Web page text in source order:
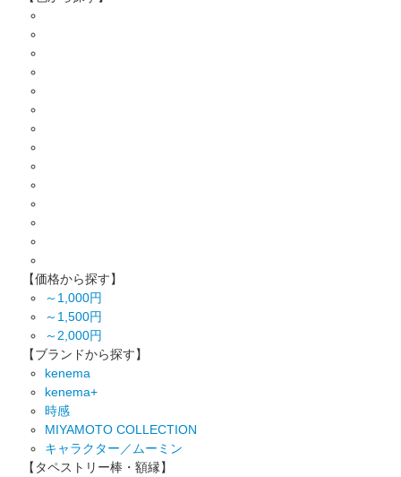
【価格から探す】
～1,000円
～1,500円
～2,000円
【ブランドから探す】
kenema
kenema+
時感
MIYAMOTO COLLECTION
キャラクター／ムーミン
【タペストリー棒・額縁】